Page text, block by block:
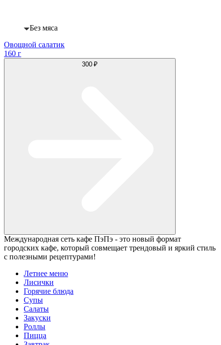
Без мяса
Овощной салатик
160 г
300 ₽
Международная сеть кафе ПэПэ - это новый формат
городских кафе, который совмещает трендовый и яркий стиль
с полезными рецептурами!
Летнее меню
Лисички
Горячие блюда
Супы
Салаты
Закуски
Роллы
Пицца